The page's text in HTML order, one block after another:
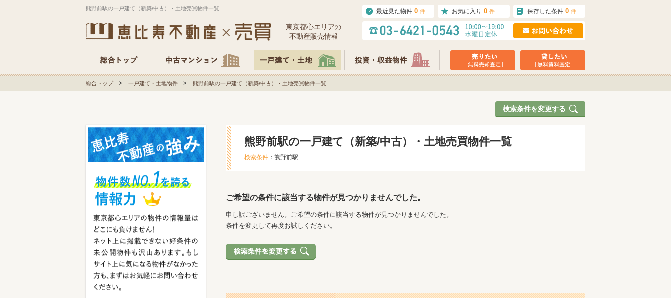
熊野前駅の一戸建て（新築/中古）・土地売買物件一覧
東京都⼼エリアの
不動産販売情報
最近見た物件 0 件 お気に入り 0 件 保存した条件 0 件
総合トップ 一戸建て・土地物件 熊野前駅の一戸建て（新築/中古）・土地売買物件一覧
検索条件を変更する
熊野前駅の一戸建て（新築/中古）・土地売買物件一覧
検索条件 ：熊野前駅
ご希望の条件に該当する物件が見つかりませんでした。
申し訳ございません。ご希望の条件に該当する物件が見つかりませんでした。
条件を変更して再度お試しください。